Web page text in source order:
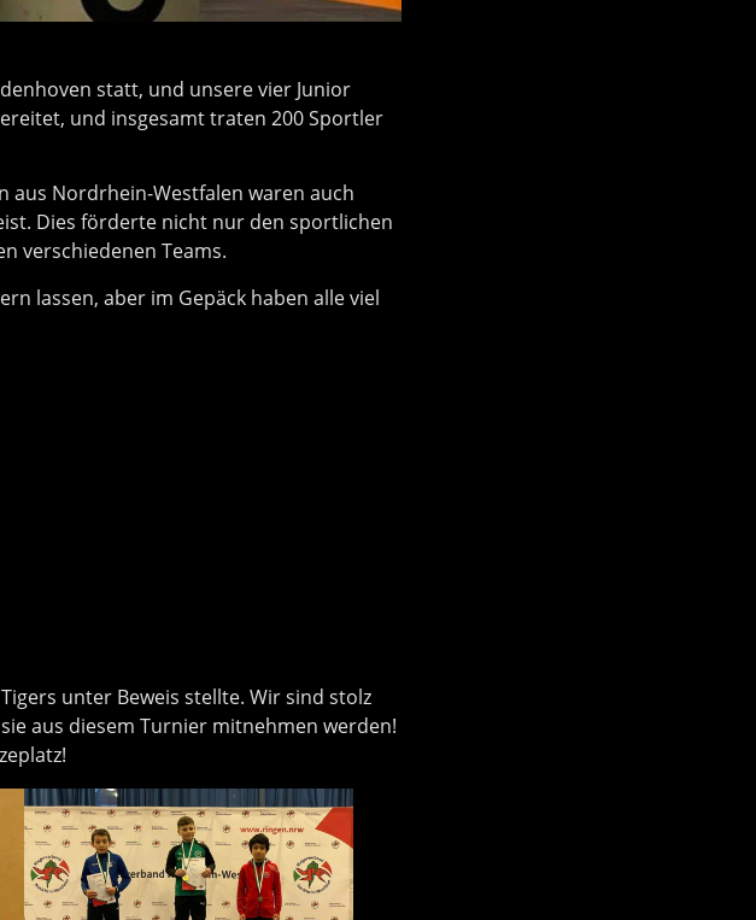
statt, und unsere vier Junior
und insgesamt traten 200 Sportler
aus Nordrhein-Westfalen waren auch
Dies förderte nicht nur den sportlichen
verschiedenen Teams.
lassen, aber im Gepäck haben alle viel
unter Beweis stellte. Wir sind stolz
aus diesem Turnier mitnehmen werden!